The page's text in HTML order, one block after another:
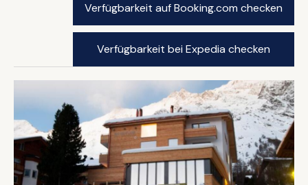
Verfügbarkeit auf Booking.com checken
Verfügbarkeit bei Expedia checken